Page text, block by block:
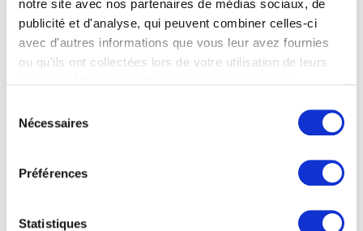
notre site avec nos partenaires de médias sociaux, de
publicité et d'analyse, qui peuvent combiner celles-ci
avec d'autres informations que vous leur avez fournies
ou qu'ils ont collectées lors de votre utilisation de leurs
Nécessaires
Préférences
Statistiques